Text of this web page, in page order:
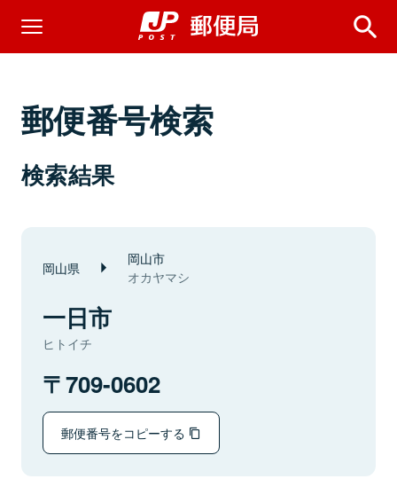
郵便番号検索
検索結果
岡山県 岡山市
オカヤマシ
一日市
ヒトイチ
709-0602
郵便番号をコピーする